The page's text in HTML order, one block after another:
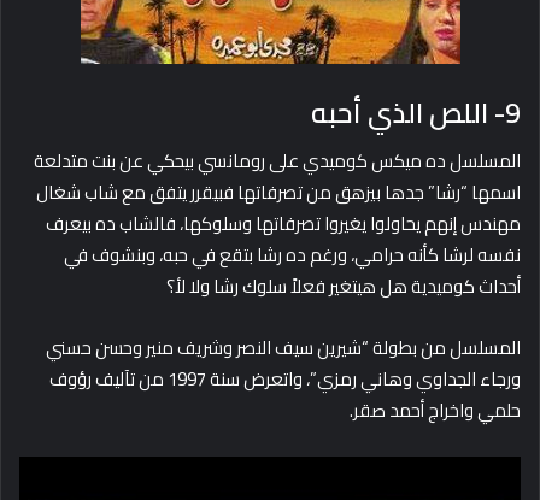
9- اللص الذي أحبه
المسلسل ده ميكس كوميدي على رومانسي بيحكي عن بنت متدلعة
اسمها “رشا” جدها بيزهق من تصرفاتها فبيقرر يتفق مع شاب شغال
مهندس إنهم يحاولوا يغيروا تصرفاتها وسلوكها، فالشاب ده بيعرف
نفسه لرشا كأنه حرامي، ورغم ده رشا بتقع في حبه، وبنشوف في
أحداث كوميدية هل هيتغير فعلاً سلوك رشا ولا لأ؟
المسلسل من بطولة “شيرين سيف النصر وشريف منير وحسن حسني
ورجاء الجداوي وهاني رمزي”، واتعرض سنة 1997 من تآليف رؤوف
حلمي واخراج أحمد صقر.